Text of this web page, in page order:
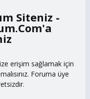
Siteniz -
erişim sağlamak için
Foruma üye